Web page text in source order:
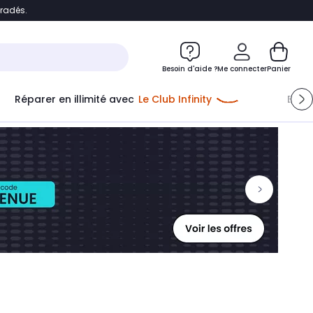
Besoin d'aide ?Me connecter
Me connecter
Nouveau clientCréer mon compte
ou me connecter avec
Panier
Réparer en illimité avec Le Club Infinity